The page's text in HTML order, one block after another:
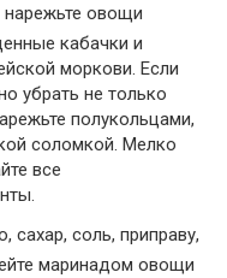
нарежьте овощи
кабачки и
моркови. Если
убрать не только
полукольцами,
соломкой. Мелко
все
сахар, соль, приправу,
маринадом овощи